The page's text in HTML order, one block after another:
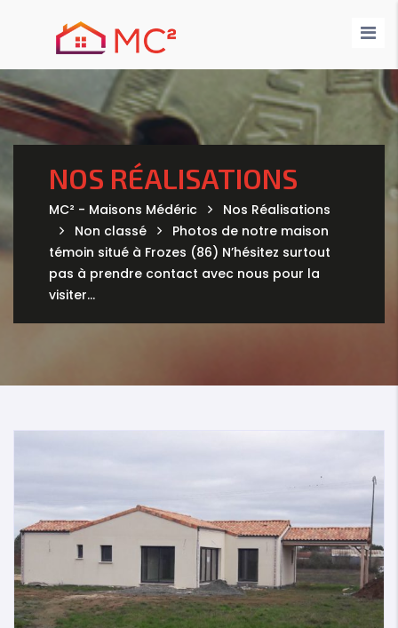
Nos Maisons Nos Annonces
Demande de devis Nos Réalisations
NOS RÉALISATIONS
MC² - Maisons Médéric
Nos Réalisations
Non classé
Photos de notre maison
témoin situé à Frozes (86) N’hésitez surtout
pas à prendre contact avec nous pour la
visiter…